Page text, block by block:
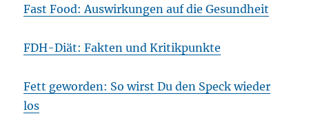
Fast Food: Auswirkungen auf die Gesundheit
FDH-Diät: Fakten und Kritikpunkte
Fett geworden: So wirst Du den Speck wieder
los